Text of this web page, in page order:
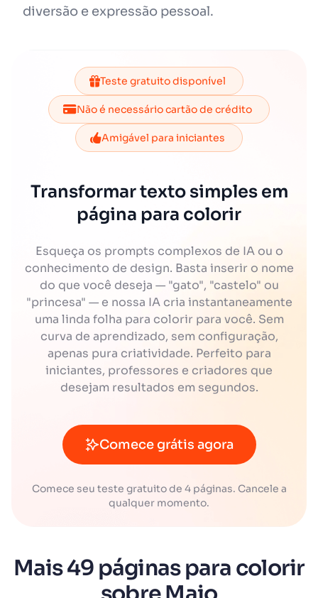
diversão e expressão pessoal.
Teste gratuito disponível
Não é necessário cartão de crédito
Amigável para iniciantes
Transformar texto simples em
página para colorir
Esqueça os prompts complexos de IA ou o
conhecimento de design. Basta inserir o nome
do que você deseja — "gato", "castelo" ou
"princesa" — e nossa IA cria instantaneamente
uma linda folha para colorir para você. Sem
curva de aprendizado, sem configuração,
apenas pura criatividade. Perfeito para
iniciantes, professores e criadores que
desejam resultados em segundos.
Comece grátis agora
Comece seu teste gratuito de 4 páginas. Cancele a
qualquer momento.
Mais 49 páginas para colorir